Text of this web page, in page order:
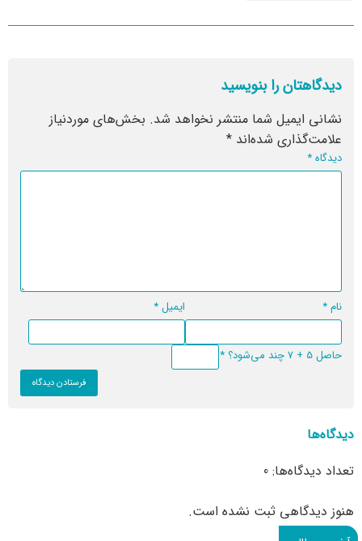
دیدگاهتان را بنویسید
نشانی ایمیل شما منتشر نخواهد شد. بخش‌های موردنیاز
علامت‌گذاری شده‌اند *
دیدگاه*
نام* ایمیل*
حاصل 5 + 7 چند می‌شود؟ *
دیدگاه‌ها
تعداد دیدگاه‌ها: 0
هنوز دیدگاهی ثبت نشده است.